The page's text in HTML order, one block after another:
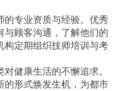
的专业资质与经验。优秀
与顾客沟通，了解他们的
构定期组织技师培训与考
健康生活的不懈追求。
的形式焕发生机，为都市